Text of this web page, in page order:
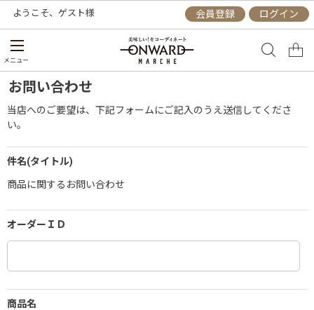
ようこそ、 ゲスト様 会員登録 ログイン
メニュー
お問い合わせ
当店へのご要望は、下記フォームにご記入のうえ送信してくださ
い。
件名(タイトル)
商品に関するお問い合わせ
オーダーＩＤ
商品名